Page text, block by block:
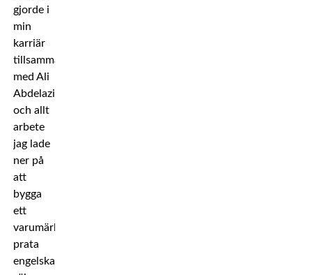
gjorde i
min
karriär
tillsammans
med Ali
Abdelaziz,
och allt
arbete
jag lade
ner på
att
bygga
ett
varumärke,
prata
engelska,